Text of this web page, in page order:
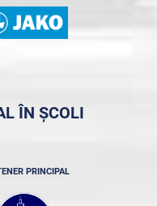
ÎN ȘCOLI
PRINCIPAL